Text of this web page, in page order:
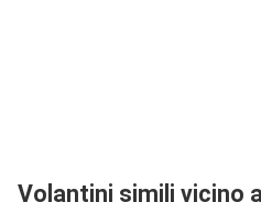
Volantini simili vicino